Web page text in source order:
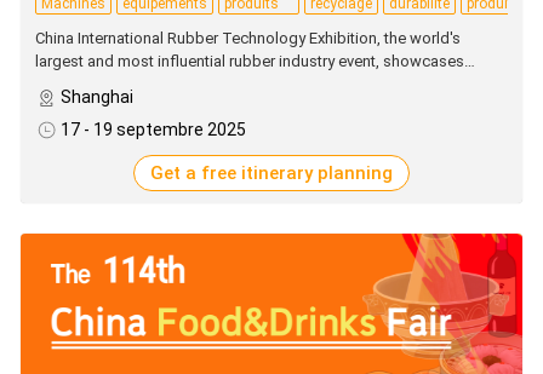
Machines équipements
produits
chimiques
recyclage durabilité produits
China International Rubber Technology Exhibition, the world's
largest and most influential rubber industry event, showcases
rubber supply chain, driving global innovation and collaboration.
Shanghai
17 - 19 septembre 2025
Get a free itinerary planning